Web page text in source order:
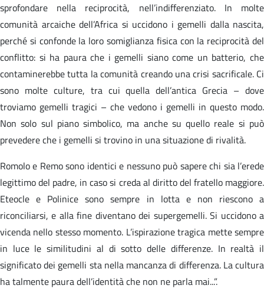
sprofondare nella reciprocità, nell’indifferenziato. In molte
comunità arcaiche dell’Africa si uccidono i gemelli dalla nascita,
perché si confonde la loro somiglianza fisica con la reciprocità del
conflitto: si ha paura che i gemelli siano come un batterio, che
contaminerebbe tutta la comunità creando una crisi sacrificale. Ci
sono molte culture, tra cui quella dell’antica Grecia – dove
troviamo gemelli tragici – che vedono i gemelli in questo modo.
Non solo sul piano simbolico, ma anche su quello reale si può
prevedere che i gemelli si trovino in una situazione di rivalità.
Romolo e Remo sono identici e nessuno può sapere chi sia l’erede
legittimo del padre, in caso si creda al diritto del fratello maggiore.
Eteocle e Polinice sono sempre in lotta e non riescono a
riconciliarsi, e alla fine diventano dei supergemelli. Si uccidono a
vicenda nello stesso momento. L’ispirazione tragica mette sempre
in luce le similitudini al di sotto delle differenze. In realtà il
significato dei gemelli sta nella mancanza di differenza. La cultura
ha talmente paura dell’identità che non ne parla mai...”.